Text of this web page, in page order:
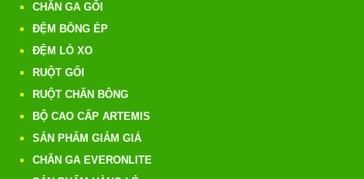
CHĂN GA GỐI
ĐỆM BÔNG ÉP
ĐỆM LÒ XO
RUỘT GỐI
RUỘT CHĂN BÔNG
BỘ CAO CẤP ARTEMIS
SẢN PHẨM GIẢM GIÁ
CHĂN GA EVERONLITE